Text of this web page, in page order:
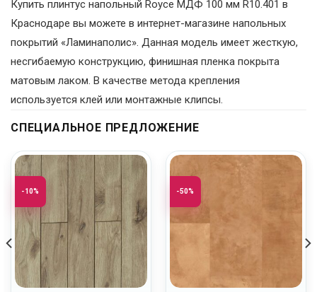
Купить плинтус напольный Royce МДФ 100 мм R10.401 в
Краснодаре вы можете в интернет-магазине напольных
покрытий «Ламинаполис». Данная модель имеет жесткую,
несгибаемую конструкцию, финишная пленка покрыта
матовым лаком. В качестве метода крепления
используется клей или монтажные клипсы.
СПЕЦИАЛЬНОЕ ПРЕДЛОЖЕНИЕ
-10% -50%